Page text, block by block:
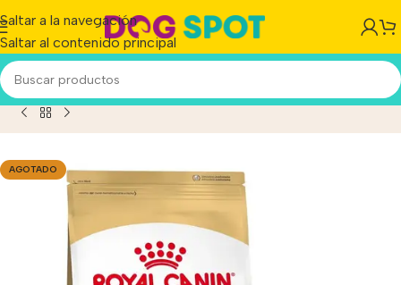
Saltar a la navegación
Saltar al contenido principal
Caniche Para Perro Adulto Sabor Mix En Bolsa De 3 kg
AGOTADO